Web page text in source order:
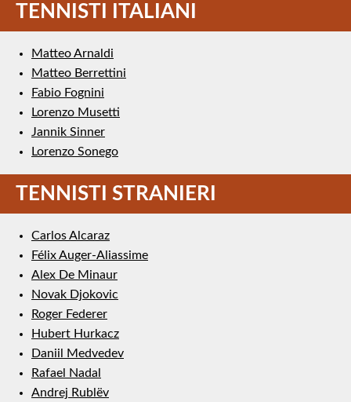
TENNISTI ITALIANI
Matteo Arnaldi
Matteo Berrettini
Fabio Fognini
Lorenzo Musetti
Jannik Sinner
Lorenzo Sonego
TENNISTI STRANIERI
Carlos Alcaraz
Félix Auger-Aliassime
Alex De Minaur
Novak Djokovic
Roger Federer
Hubert Hurkacz
Daniil Medvedev
Rafael Nadal
Andrej Rublëv